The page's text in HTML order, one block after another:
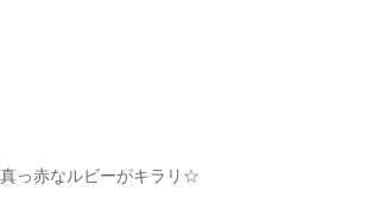
真っ赤なルビーがキラリ☆